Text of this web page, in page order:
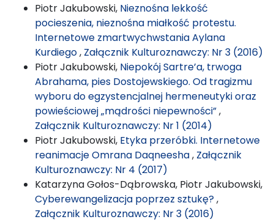
Piotr Jakubowski, Nieznośna lekkość
pocieszenia, nieznośna miałkość protestu.
Internetowe zmartwychwstania Aylana
Kurdiego, Załącznik Kulturoznawczy: Nr 3 (2016)
Piotr Jakubowski, Niepokój Sartre’a, trwoga
Abrahama, pies Dostojewskiego. Od tragizmu
wyboru do egzystencjalnej hermeneutyki oraz
powieściowej „mądrości niepewności”,
Załącznik Kulturoznawczy: Nr 1 (2014)
Piotr Jakubowski, Etyka przeróbki. Internetowe
reanimacje Omrana Daqneesha, Załącznik
Kulturoznawczy: Nr 4 (2017)
Katarzyna Gołos-Dąbrowska, Piotr Jakubowski,
Cyberewangelizacja poprzez sztukę?,
Załącznik Kulturoznawczy: Nr 3 (2016)